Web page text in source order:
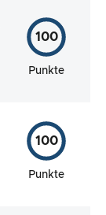
100
Punkte
100
Punkte